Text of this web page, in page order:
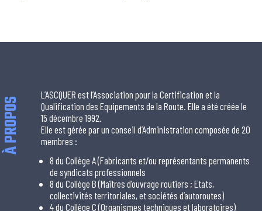
À PROPOS
L’ASCQUER est l’Association pour la Certification et la
Qualification des Equipements de la Route. Elle a été créée le
15 décembre 1992.
Elle est gérée par un conseil d’Administration composée de 20
membres :
8 du Collège A (Fabricants et/ou représentants permanents
de syndicats professionnels
8 du Collège B (Maîtres d’ouvrage routiers ; Etats,
collectivités territoriales, et sociétés d’autoroutes)
4 du Collège C (Organismes techniques et laboratoires)